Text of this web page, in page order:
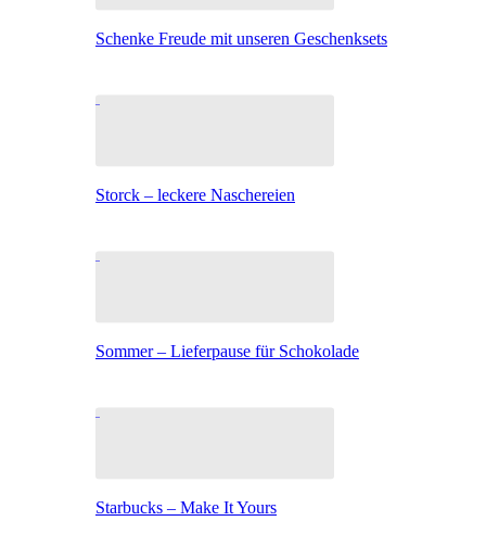
Schenke Freude mit unseren Geschenksets
Storck – leckere Naschereien
Sommer – Lieferpause für Schokolade
Starbucks – Make It Yours